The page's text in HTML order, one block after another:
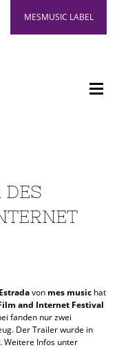
MESMUSIC LABEL
von mes music hat
and Internet Festival
fanden nur zwei
Der Trailer wurde in
Weitere Infos unter